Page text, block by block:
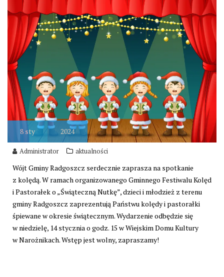
8 sty 2024
Administrator aktualności
Wójt Gminy Radgoszcz serdecznie zaprasza na spotkanie
z kolędą. W ramach organizowanego Gminnego Festiwalu Kolęd
i Pastorałek o „Świąteczną Nutkę”, dzieci i młodzież z terenu
gminy Radgoszcz zaprezentują Państwu kolędy i pastorałki
śpiewane w okresie świątecznym. Wydarzenie odbędzie się
w niedzielę, 14 stycznia o godz. 15 w Wiejskim Domu Kultury
w Narożnikach. Wstęp jest wolny, zapraszamy!